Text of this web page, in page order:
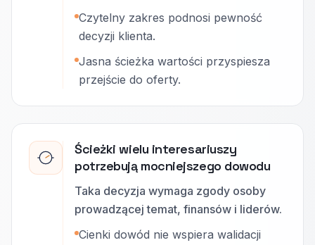
Czytelny zakres podnosi pewność
decyzji klienta.
Jasna ścieżka wartości przyspiesza
przejście do oferty.
Ścieżki wielu interesariuszy
potrzebują mocniejszego dowodu
Taka decyzja wymaga zgody osoby
prowadzącej temat, finansów i liderów.
Cienki dowód nie wspiera walidacji